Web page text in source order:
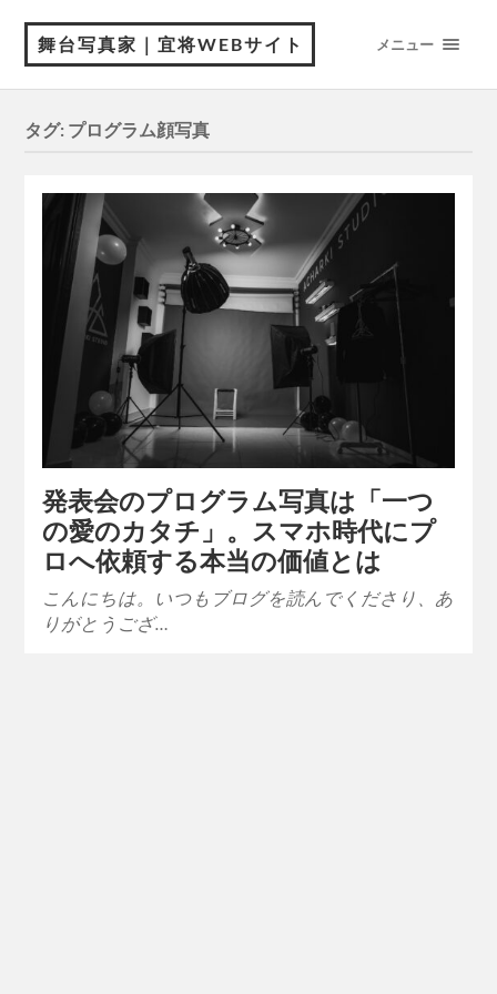
舞台写真家｜宜将WEBサイト メニュー
タグ: プログラム顔写真
発表会のプログラム写真は「一つ
の愛のカタチ」。スマホ時代にプ
ロへ依頼する本当の価値とは
こんにちは。いつもブログを読んでくださり、あ
りがとうござ…